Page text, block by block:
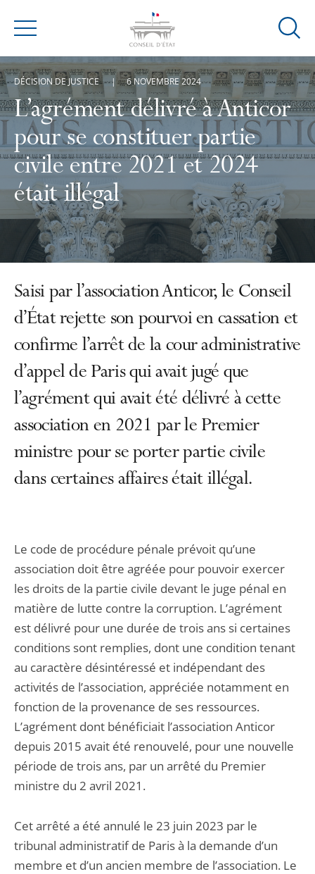
Menu
Ouvrir
de
L’agrément délivré à Anticor
pour se constituer partie
civile entre 2021 et 2024
était illégal
DÉCISION DE JUSTICE 6 NOVEMBRE 2024
Saisi par l’association Anticor, le Conseil
d’État rejette son pourvoi en cassation et
confirme l’arrêt de la cour administrative
d’appel de Paris qui avait jugé que
l’agrément qui avait été délivré à cette
association en 2021 par le Premier
ministre pour se porter partie civile
dans certaines affaires était illégal.
Le code de procédure pénale prévoit qu’une
association doit être agréée pour pouvoir exercer
les droits de la partie civile devant le juge pénal en
matière de lutte contre la corruption. L’agrément
est délivré pour une durée de trois ans si certaines
conditions sont remplies, dont une condition tenant
au caractère désintéressé et indépendant des
activités de l’association, appréciée notamment en
fonction de la provenance de ses ressources.
L’agrément dont bénéficiait l’association Anticor
depuis 2015 avait été renouvelé, pour une nouvelle
période de trois ans, par un arrêté du Premier
ministre du 2 avril 2021.
Cet arrêté a été annulé le 23 juin 2023 par le
tribunal administratif de Paris à la demande d’un
membre et d’un ancien membre de l’association. Le